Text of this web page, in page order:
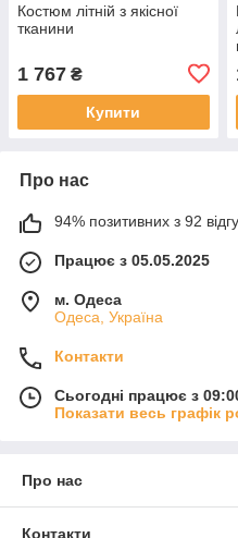
Костюм літній з якісної
тканини
1 767 ₴
Купити
Про нас
94% позитивних з 92
Працює з 05.05.2025
м. Одеса
Одеса, Україна
Контакти
Сьогодні працює з
Показати весь графік
Про нас
Контакти